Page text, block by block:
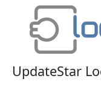
UpdateStar